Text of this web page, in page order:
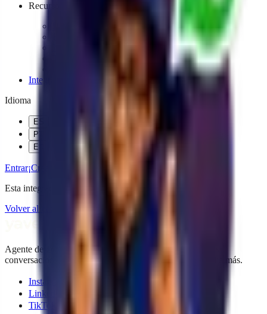
Recursos
Herramientas gratuitas
Integraciones
Idioma
ES
PT
EN
Entrar¡Crea tu agente gratis!
Esta integración no existe.
Volver al catálogo
Agente de IA para WhatsApp e Instagram. Convierte tus
conversaciones en ventas, 24h al día, sin contratar a nadie más.
Instagram
LinkedIn
TikTok